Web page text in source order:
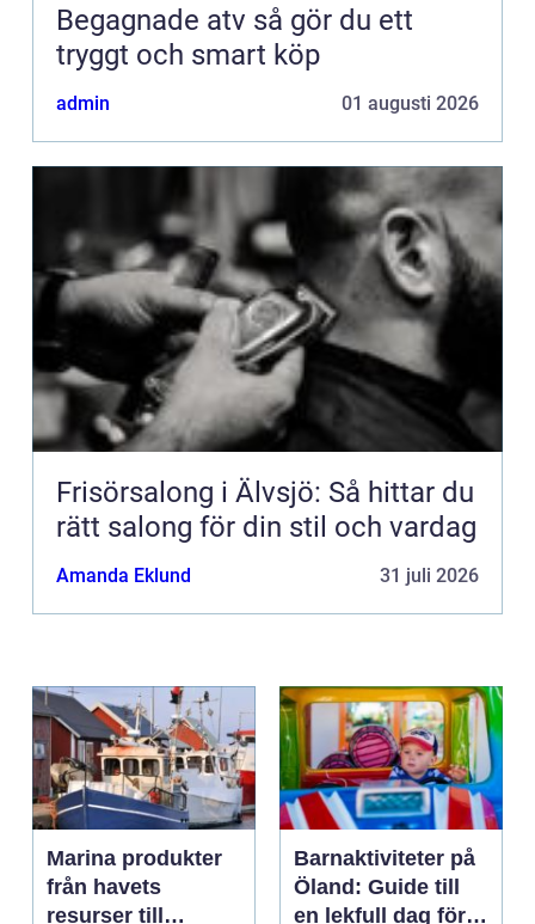
Begagnade atv så gör du ett
tryggt och smart köp
admin 01 augusti 2026
Frisörsalong i Älvsjö: Så hittar du
rätt salong för din stil och vardag
Amanda Eklund 31 juli 2026
Marina produkter
från havets
resurser till
Barnaktiviteter på
Öland: Guide till
en lekfull dag för